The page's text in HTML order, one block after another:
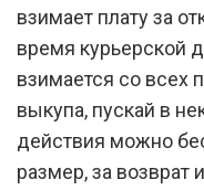
взимает плату за
время курьерской
взимается со всех
выкупа, пускай в
действия можно
размер, за возврат